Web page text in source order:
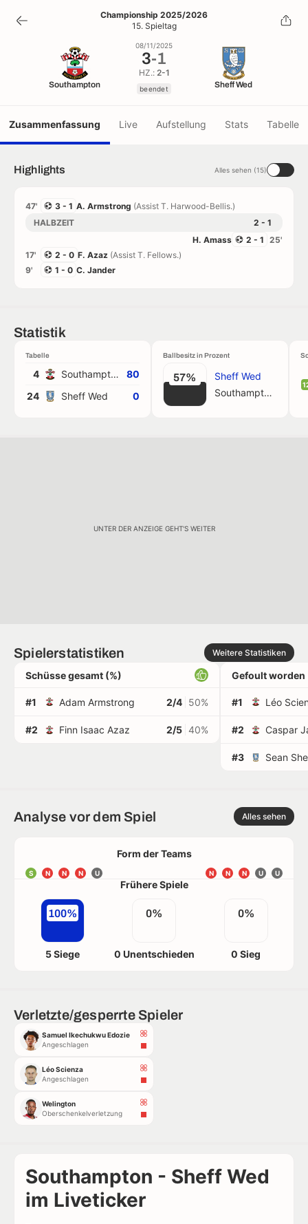
3-1
beendet
Championship 2025/2026
15. Spieltag
Southampton
08/11/2025
3-1
HZ.: 2-1
beendet Sheff Wed
Zusammenfassung Live Aufstellung Stats Tabelle
Highlights Alles sehen (15)
47' 3 - 1 A. Armstrong (Assist T. Harwood-Bellis.)
HALBZEIT
2 - 1
25'
2 - 1
H. Amass
17'
2 - 0 F. Azaz (Assist T. Fellows.)
9'
1 - 0 C. Jander
Statistik
Tabelle
4 Southampton
80
24
Sheff Wed 0
Ballbesitz in Prozent
57%
Sheff Wed
Southampton
UNTER DER ANZEIGE GEHT'S WEITER
Spielerstatistiken Weitere Statistiken
Schüsse gesamt (%)
#1 Adam Armstrong 2/4 50%
#2 Finn Isaac Azaz 2/5 40%
Gefoult worden
#1 Léo
#2 Caspar
#3 Sean
Analyse vor dem Spiel Alles sehen
Form der Teams
S N N N U U
U
N
N
N
Frühere Spiele
100%
5 Siege
0%
0 Unentschieden
0%
0 Sieg
Verletzte/gesperrte Spieler
Samuel Ikechukwu Edozie
Angeschlagen
Léo Scienza
Angeschlagen
Welington
Oberschenkelverletzung
Southampton - Sheff Wed
im Liveticker